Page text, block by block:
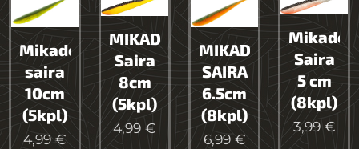
Mikado
saira
10cm
(5kpl)
4,99 €
MIKADO
Saira
8cm
(5kpl)
4,99 €
MIKADO
SAIRA
6.5cm
(8kpl)
6,99€
Mikado
Saira
5 cm
(8kpl)
3,99€